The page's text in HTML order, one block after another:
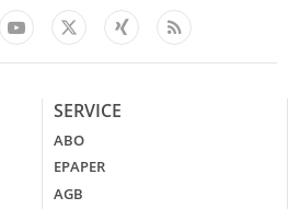
YouTube
X
Xing Feed
SERVICE
ABO
EPAPER
AGB